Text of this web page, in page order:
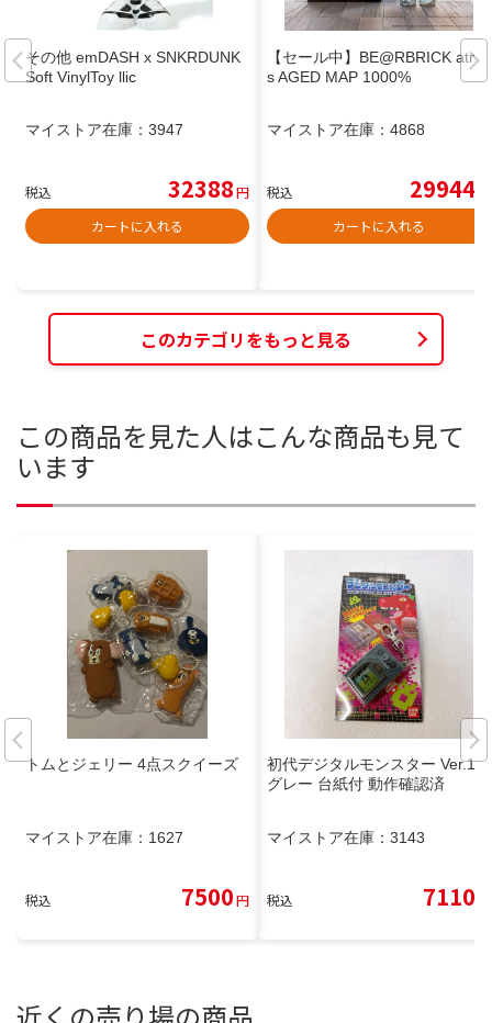
その他 emDASH x SNKRDUNK
Soft VinylToy llic
マイストア在庫： 3947
税込 32388円
カートに入れる
【セール中】BE@RBRICK atmo
s AGED MAP 1000%
マイストア在庫： 4868
税込 29944
カートに入れる
このカテゴリをもっと見る
この商品を見た人はこんな商品も見て
います
トムとジェリー 4点スクイーズ
マイストア在庫： 1627
税込 7500円
初代デジタルモンスター Ver.1
グレー 台紙付 動作確認済
マイストア在庫： 3143
税込 7110